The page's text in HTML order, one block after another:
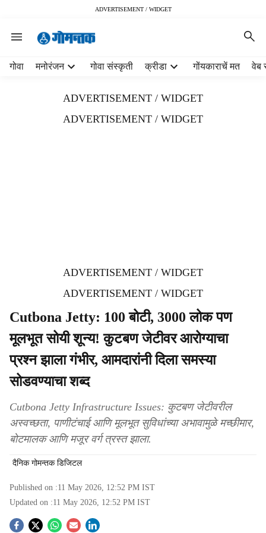
ADVERTISEMENT / WIDGET
गोवा मनोरंजन गोवा संस्कृती क्रीडा गोंयकाराचें मत वेब
ADVERTISEMENT / WIDGET
ADVERTISEMENT / WIDGET
ADVERTISEMENT / WIDGET
ADVERTISEMENT / WIDGET
Cutbona Jetty: 100 बोटी, 3000 लोक पण
मूलभूत सोयी शून्य! कुटबण जेटीवर आरोग्याचा
प्रश्न झाला गंभीर, आमदारांनी दिला समस्या
सोडवण्याचा शब्द
Cutbona Jetty Infrastructure Issues: कुटबण जेटीवरील
अस्वच्छता, पाणीटंचाई आणि मूलभूत सुविधांच्या अभावामुळे मच्छीमार,
बोटमालक आणि मजूर वर्ग त्रस्त झाला.
दैनिक गोमन्तक डिजिटल
Published on :11 May 2026, 12:52 PM IST
Updated on :11 May 2026, 12:52 PM IST